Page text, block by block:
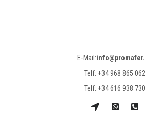
E-Mail:
Telf: +34 968 865 062
Telf: +34 616 938 730